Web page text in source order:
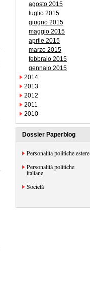
agosto 2015
luglio 2015
giugno 2015
maggio 2015
aprile 2015
marzo 2015
febbraio 2015
gennaio 2015
2014
2013
2012
2011
2010
Dossier Paperblog
Personalità politiche estere
Personalità politiche
italiane
Società